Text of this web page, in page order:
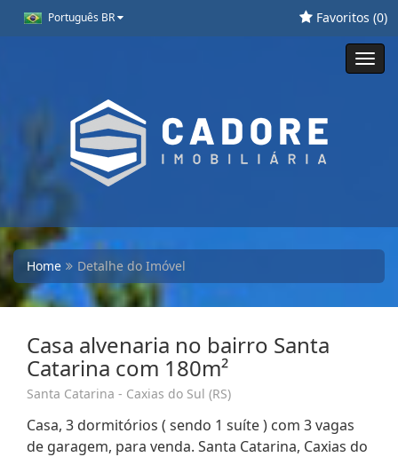
Português BR Favoritos (0)
Home Detalhe do Imóvel
Casa alvenaria no bairro Santa
Catarina com 180m²
Santa Catarina - Caxias do Sul (RS)
Casa, 3 dormitórios ( sendo 1 suíte ) com 3 vagas
de garagem, para venda. Santa Catarina, Caxias do